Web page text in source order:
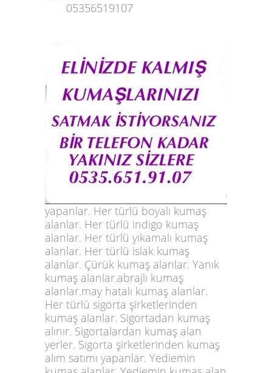
05356519107
yapanlar. Her türlü boyalı kumaş
alanlar. Her türlü indigo kumaş
alanlar. Her türlü yıkamalı kumaş
alanlar. Her türlü islak kumaş
alanlar. Çürük kumaş alanlar. Yanık
kumaş alanlar.abrajlı kumaş
alanlar.may hatalı kumaş alanlar.
Her türlü sigorta şirketlerinden
kumaş alanlar. Sigortadan kumaş
alınır. Sigortalardan kumaş alan
yerler. Sigorta şirketlerinden kumaş
alım satımı yapanlar. Yediemin